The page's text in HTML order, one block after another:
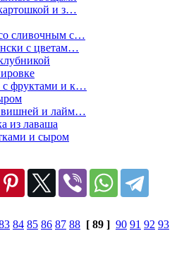
и з…
сливочным с…
с цветам…
фруктами и к…
вишней и лайм…
из лаваша
и сыром
84 85 86 87 88 [ 89 ] 90 91 92 93